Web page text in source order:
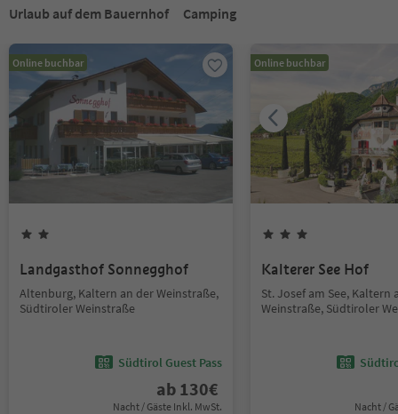
Urlaub auf dem Bauernhof
Camping
Online buchbar
Landgasthof Sonnegghof
Altenburg, Kaltern an der Weinstraße,
Südtiroler Weinstraße
Südtirol Guest Pass
ab 130€
Nacht / Gäste Inkl. MwSt.
Online buchbar
Kalterer See Hof
St. Josef am See, Kaltern
Weinstraße, Südtiroler
Nacht /